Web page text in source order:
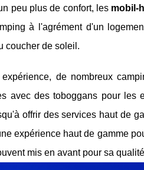
peu plus de confort, les mobil-
à l'agrément d'un
coucher de soleil.
de nombreux
avec des toboggans pour les
offrir des services haut de
expérience haut de gamme
mis en avant pour sa